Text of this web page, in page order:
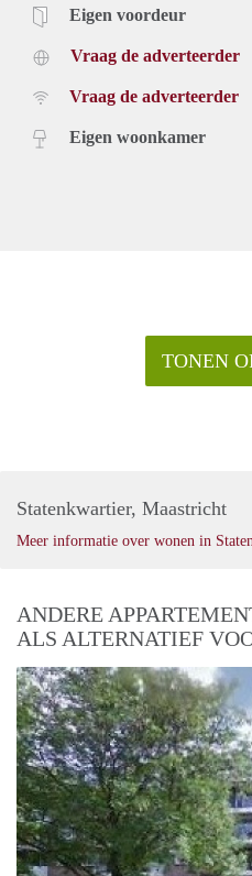
Eigen voordeur
Vraag de adverteerder
Vraag de adverteerder
Eigen woonkamer
TONEN
Statenkwartier, Maastricht
Meer informatie over wonen in
ANDERE
ALS ALTERNATIEF